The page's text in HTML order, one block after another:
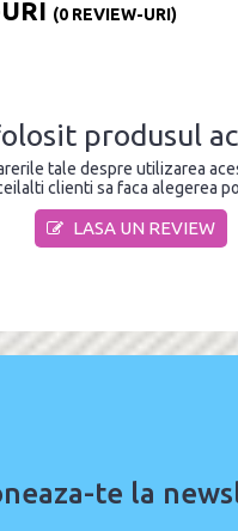
(0 REVIEW-URI)
produsul
tale despre utilizarea
clienti sa faca alegerea
LASA UN REVIEW
te la